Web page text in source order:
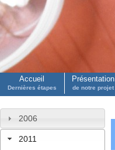
Accueil
Dernières étapes
Présentation
de notre projet
2006
2011